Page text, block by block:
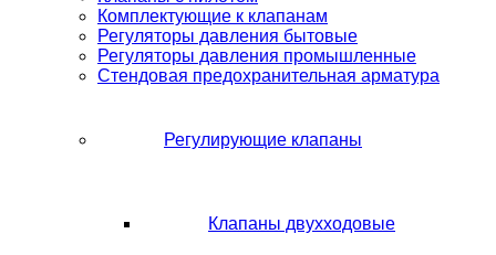
Комплектующие к клапанам
Регуляторы давления бытовые
Регуляторы давления промышленные
Стендовая предохранительная арматура
Регулирующие клапаны
Клапаны двухходовые